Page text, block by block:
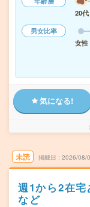
20代
男女比率
女性
気になる!
未読 掲載日 2026/08/
週1から2在
など